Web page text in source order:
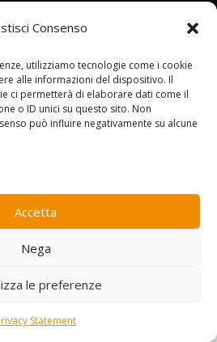
Consenso
utilizziamo tecnologie come i cookie
alle informazioni del dispositivo. Il
ci permetterà di elaborare dati come il
o ID unici su questo sito. Non
può influire negativamente su alcune
Accetta
Nega
le preferenze
Statement
03421320924 -